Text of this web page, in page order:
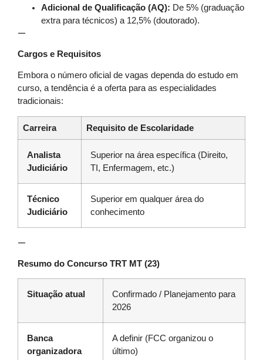
Adicional de Qualificação (AQ): De 5% (graduação
extra para técnicos) a 12,5% (doutorado).
—
Cargos e Requisitos
Embora o número oficial de vagas dependa do estudo em
curso, a tendência é a oferta para as especialidades
tradicionais:
Carreira Requisito de Escolaridade
Analista
Judiciário
Superior na área específica (Direito,
TI, Enfermagem, etc.)
Técnico
Judiciário
Superior em qualquer área do
conhecimento
—
Resumo do Concurso TRT MT (23)
Situação atual
Confirmado / Planejamento para
2026
Banca
organizadora
A definir (FCC organizou o
último)